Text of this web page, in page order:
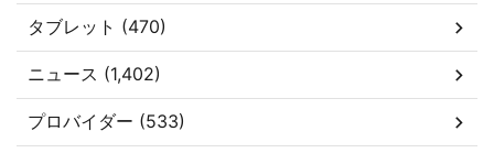
タブレット (470)
ニュース (1,402)
プロバイダー (533)